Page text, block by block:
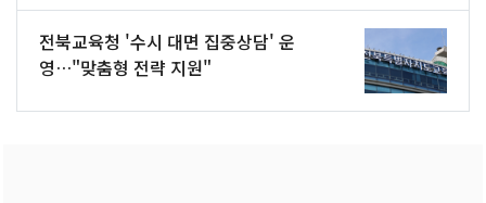
전북교육청 '수시 대면 집중상담' 운
영…"맞춤형 전략 지원"